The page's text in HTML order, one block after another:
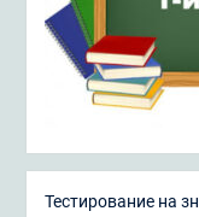
Тестирование на